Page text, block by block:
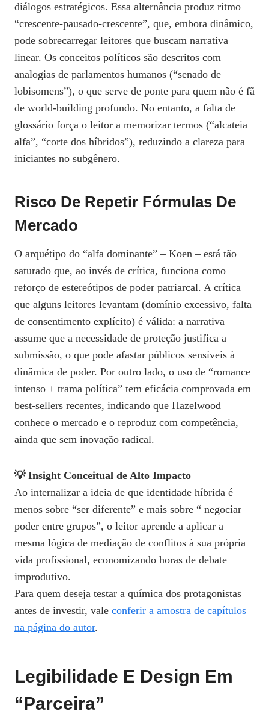
diálogos estratégicos. Essa alternância produz ritmo
“crescente‑pausado‑crescente”, que, embora dinâmico,
pode sobrecarregar leitores que buscam narrativa
linear. Os conceitos políticos são descritos com
analogias de parlamentos humanos (“senado de
lobisomens”), o que serve de ponte para quem não é fã
de world‑building profundo. No entanto, a falta de
glossário força o leitor a memorizar termos (“alcateia
alfa”, “corte dos híbridos”), reduzindo a clareza para
iniciantes no subgênero.
Risco De Repetir Fórmulas De
Mercado
O arquétipo do “alfa dominante” – Koen – está tão
saturado que, ao invés de crítica, funciona como
reforço de estereótipos de poder patriarcal. A crítica
que alguns leitores levantam (domínio excessivo, falta
de consentimento explícito) é válida: a narrativa
assume que a necessidade de proteção justifica a
submissão, o que pode afastar públicos sensíveis à
dinâmica de poder. Por outro lado, o uso de “romance
intenso + trama política” tem eficácia comprovada em
best‑sellers recentes, indicando que Hazelwood
conhece o mercado e o reproduz com competência,
ainda que sem inovação radical.
💡 Insight Conceitual de Alto Impacto
Ao internalizar a ideia de que identidade híbrida é
menos sobre “ser diferente” e mais sobre “ negociar
poder entre grupos”, o leitor aprende a aplicar a
mesma lógica de mediação de conflitos à sua própria
vida profissional, economizando horas de debate
improdutivo.
Para quem deseja testar a química dos protagonistas
antes de investir, vale conferir a amostra de capítulos
na página do autor.
Legibilidade E Design Em
“Parceira”